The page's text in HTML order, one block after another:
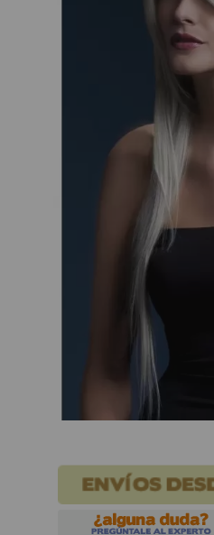
¡Adelante! Te
CREAR